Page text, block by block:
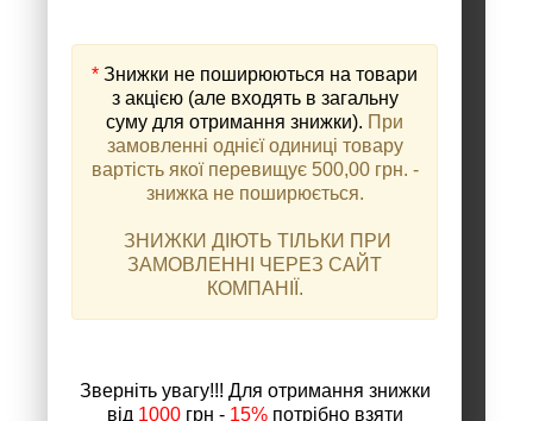
* Знижки не поширюються на товари
з акцією (але входять в загальну
суму для отримання знижки). При
замовленні однієї одиниці товару
вартість якої перевищує 500,00 грн. -
знижка не поширюється.
ЗНИЖКИ ДІЮТЬ ТІЛЬКИ ПРИ
ЗАМОВЛЕННІ ЧЕРЕЗ САЙТ
КОМПАНІЇ.
Зверніть увагу!!! Для отримання знижки
від 1000 грн - 15%потрібно взяти